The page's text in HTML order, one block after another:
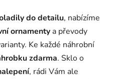
do detailu, nabízíme
ornamenty a převody
Ke každé náhrobní
zdarma. Sklo o
, rádi Vám ale